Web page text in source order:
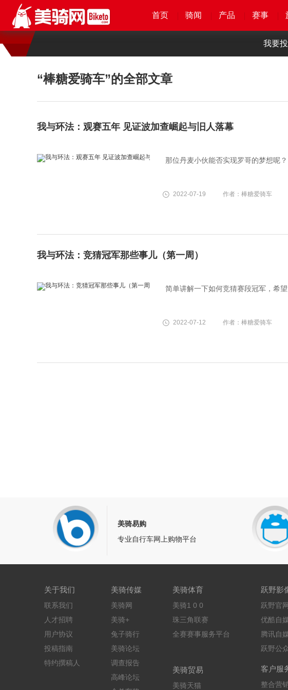
首页 骑闻 产品 赛事
首页 骑闻 产品 赛事
首页 骑闻 产品 赛事
首页 骑闻 产品 赛事
我要
“棒糖爱骑车”的全部文章
我与环法：观赛五年 见证波加查崛起与旧人落幕
那位丹麦小伙能否实现罗哥的梦想呢？
2022-07-19 作者：棒糖爱骑车
我与环法：竞猜冠军那些事儿（第一周）
简单讲解一下如何竞猜赛段冠军，希
2022-07-12 作者：棒糖爱骑车
美骑易购
专业自行车网上购物平台
关于我们
联系我们
人才招聘
用户协议
投稿指南
特约撰稿人
美骑传媒
美骑网
美骑+
兔子骑行
美骑论坛
调查报告
高峰论坛
美骑体育
美骑1 0 0
珠三角联赛
全赛赛事服务平台
美骑贸易
美骑天猫
跃野影
跃野官网
优酷自
腾讯自
跃野公
客户服
整合营